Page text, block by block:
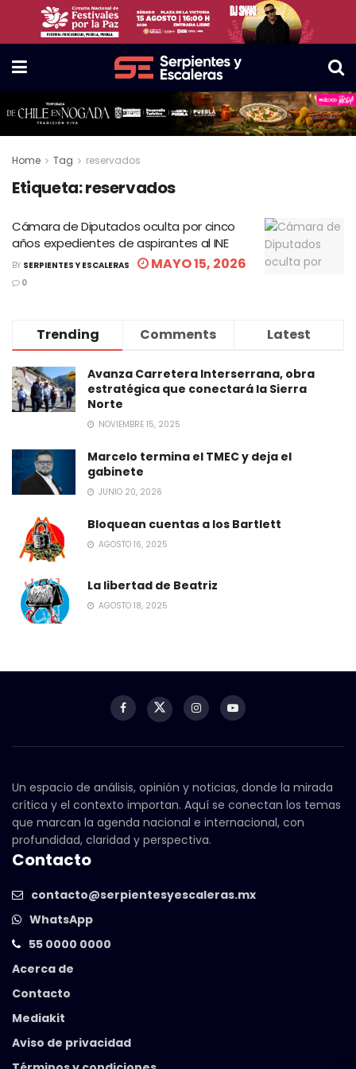
Home Tag reservados
Etiqueta:reservados
Cámara de Diputados oculta por cinco
años expedientes de aspirantes al INE
BY SERPIENTES Y ESCALERAS MAYO 15, 2026
0
Trending Comments Latest
Avanza Carretera Interserrana, obra
estratégica que conectará la Sierra
Norte
NOVIEMBRE 15, 2025
Marcelo termina el TMEC y deja el
gabinete
JUNIO 20, 2026
Bloquean cuentas a los Bartlett
AGOSTO 16, 2025
La libertad de Beatriz
AGOSTO 18, 2025
Un espacio de análisis, opinión y noticias, donde la mirada
crítica y el contexto importan. Aquí se conectan los temas
que marcan la agenda nacional e internacional, con
profundidad, claridad y perspectiva.
Contacto
contacto@serpientesyescaleras.mx
WhatsApp
55 0000 0000
Acerca de
Contacto
Mediakit
Aviso de privacidad